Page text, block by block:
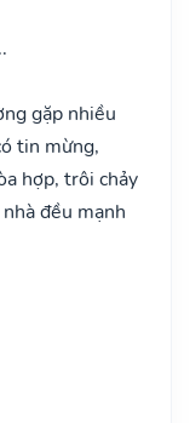
gặp nhiều
tin mừng,
hợp, trôi chảy
đều mạnh